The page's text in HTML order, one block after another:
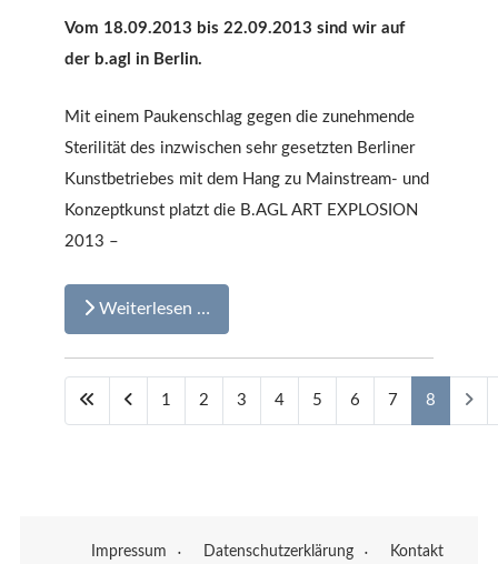
Vom 18.09.2013 bis 22.09.2013 sind wir auf
der b.agl in Berlin.
Mit einem Paukenschlag gegen die zunehmende
Sterilität des inzwischen sehr gesetzten Berliner
Kunstbetriebes mit dem Hang zu Mainstream- und
Konzeptkunst platzt die B.AGL ART EXPLOSION
2013 –
Weiterlesen …
Seite 8 von 8
1 2 3 4 5 6 7 8
Impressum Datenschutzerklärung Kontakt